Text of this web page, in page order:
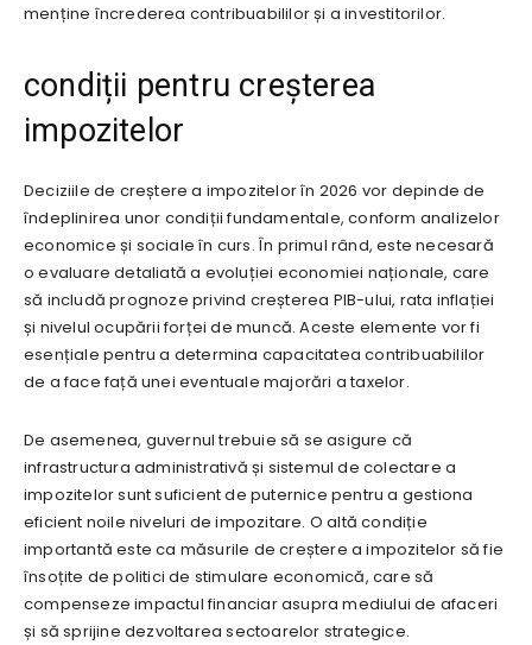
menține încrederea contribuabililor și a investitorilor.
condiții pentru creșterea
impozitelor
Deciziile de creștere a impozitelor în 2026 vor depinde de
îndeplinirea unor condiții fundamentale, conform analizelor
economice și sociale în curs. În primul rând, este necesară
o evaluare detaliată a evoluției economiei naționale, care
să includă prognoze privind creșterea PIB-ului, rata inflației
și nivelul ocupării forței de muncă. Aceste elemente vor fi
esențiale pentru a determina capacitatea contribuabililor
de a face față unei eventuale majorări a taxelor.
De asemenea, guvernul trebuie să se asigure că
infrastructura administrativă și sistemul de colectare a
impozitelor sunt suficient de puternice pentru a gestiona
eficient noile niveluri de impozitare. O altă condiție
importantă este ca măsurile de creștere a impozitelor să fie
însoțite de politici de stimulare economică, care să
compenseze impactul financiar asupra mediului de afaceri
și să sprijine dezvoltarea sectoarelor strategice.